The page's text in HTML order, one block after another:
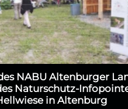
NABU Altenburger
Naturschutz-
in Altenburg